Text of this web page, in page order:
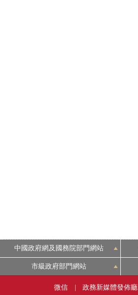
中國政府網及國務院部門網站
市級政府部門網站
微信 政務新媒體發佈廳